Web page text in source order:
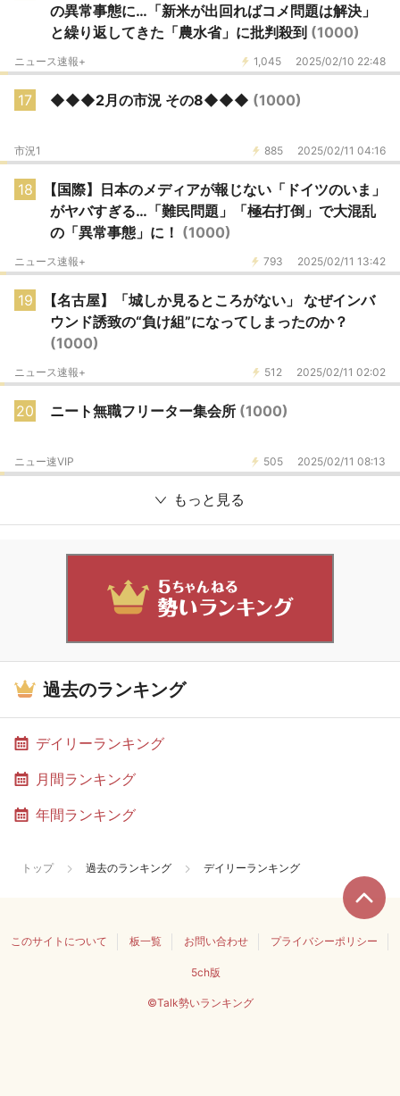
の異常事態に…「新米が出回ればコメ問題は解決」
と繰り返してきた「農水省」に批判殺到 (1000)
1,045 2025/02/10 22:48
ニュース速報+
17 ◆◆◆2月の市況 その8◆◆◆ (1000)
885 2025/02/11 04:16
市況1
18
【国際】日本のメディアが報じない「ドイツのいま」
がヤバすぎる…「難民問題」「極右打倒」で大混乱
の「異常事態」に！ (1000)
793 2025/02/11 13:42
ニュース速報+
19
【名古屋】「城しか見るところがない」 なぜインバ
ウンド誘致の“負け組”になってしまったのか？
(1000)
512 2025/02/11 02:02
ニュース速報+
20 ニート無職フリーター集会所 (1000)
505 2025/02/11 08:13
ニュー速VIP
もっと見る
過去のランキング
デイリーランキング
月間ランキング
年間ランキング
トップ 過去のランキング デイリーランキング
このサイトについて 板一覧 お問い合わせ プライバシーポリシー
5ch版
©Talk勢いランキング